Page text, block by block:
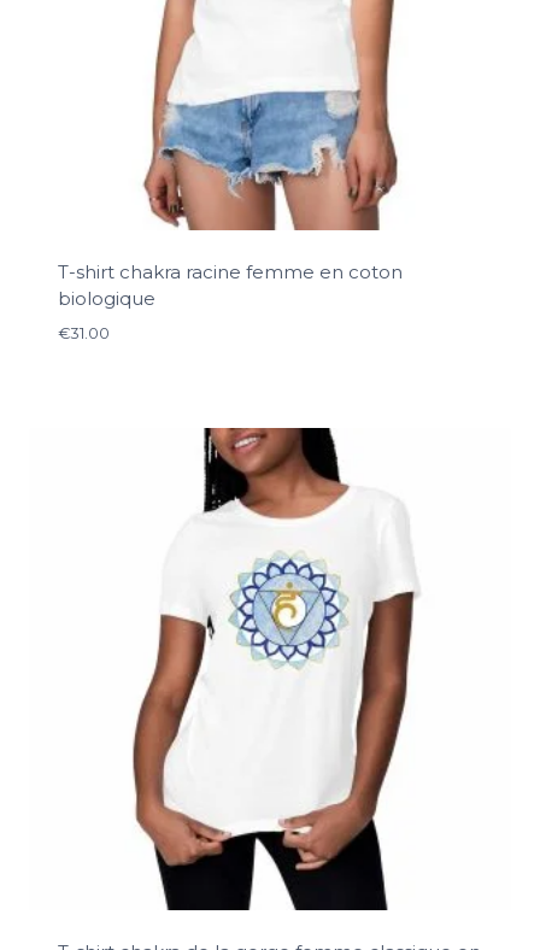
T-shirt chakra racine femme en coton
biologique
€31.00